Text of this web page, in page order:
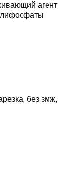
агент
без змж,